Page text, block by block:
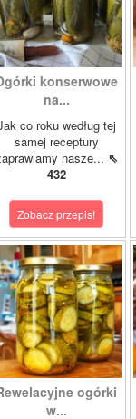
konserwowe
na...
co roku według tej
samej receptury
nasze... ⇖
432
Zobacz przepis!
ogórki
w...